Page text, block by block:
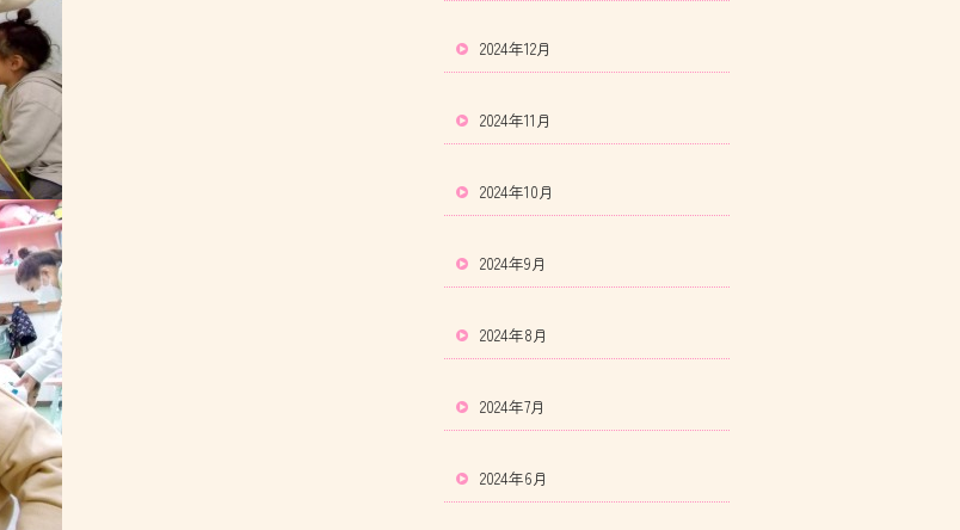
2024年12月
2024年11月
2024年10月
2024年9月
2024年8月
2024年7月
2024年6月